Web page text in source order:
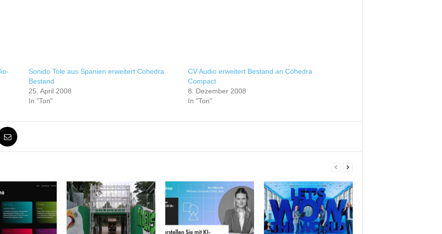
Sonido Tole aus Spanien erweitert Cohedra
Bestand
25. April 2008
In "Ton"
CV Audio erweitert Bestand an Cohedra
Compact
8. Dezember 2008
In "Ton"